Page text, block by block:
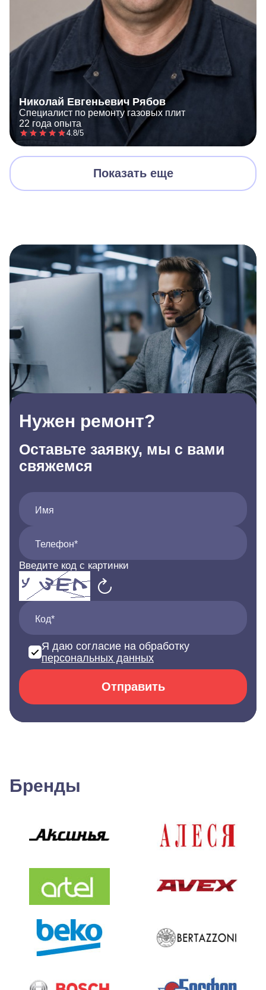
Николай Евгеньевич Рябов
Специалист по ремонту газовых плит
22 года опыта
4.8/5
Показать еще
Нужен ремонт?
Оставьте заявку, мы с вами
свяжемся
Имя
Телефон*
Введите код с картинки
Код*
Я даю согласие на обработку
персональных данных
Отправить
Бренды